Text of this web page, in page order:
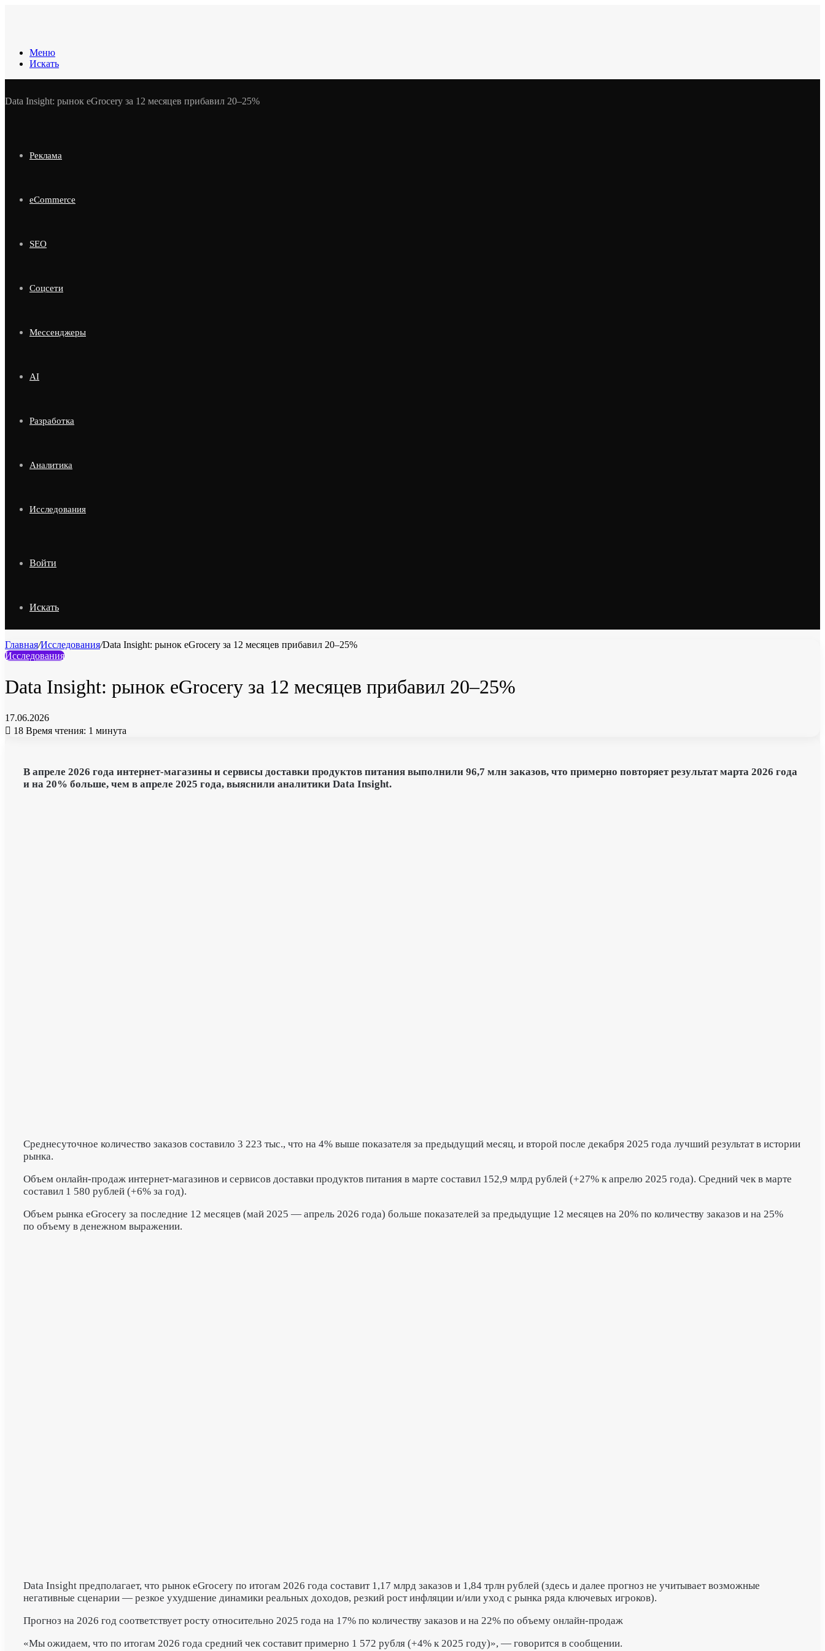
Меню
Искать
Data Insight: рынок eGrocery за 12 месяцев прибавил 20–25%
Реклама
eCommerce
SEO
Соцсети
Мессенджеры
AI
Разработка
Аналитика
Исследования
Войти
Искать
Главная/Исследования/Data Insight: рынок eGrocery за 12 месяцев прибавил 20–25%
Исследования
Data Insight: рынок eGrocery за 12 месяцев прибавил 20–25%
17.06.2026
18 Время чтения: 1 минута
В апреле 2026 года интернет-магазины и сервисы доставки продуктов питания выполнили 96,7 млн заказов, что примерно повторяет результат марта 2026 года
и на 20% больше, чем в апреле 2025 года, выяснили аналитики Data Insight.
Среднесуточное количество заказов составило 3 223 тыс., что на 4% выше показателя за предыдущий месяц, и второй после декабря 2025 года лучший результат в истории
рынка.
Объем онлайн-продаж интернет-магазинов и сервисов доставки продуктов питания в марте составил 152,9 млрд рублей (+27% к апрелю 2025 года). Средний чек в марте
составил 1 580 рублей (+6% за год).
Объем рынка eGrocery за последние 12 месяцев (май 2025 — апрель 2026 года) больше показателей за предыдущие 12 месяцев на 20% по количеству заказов и на 25%
по объему в денежном выражении.
Data Insight предполагает, что рынок eGrocery по итогам 2026 года составит 1,17 млрд заказов и 1,84 трлн рублей (здесь и далее прогноз не учитывает возможные
негативные сценарии — резкое ухудшение динамики реальных доходов, резкий рост инфляции и/или уход с рынка ряда ключевых игроков).
Прогноз на 2026 год соответствует росту относительно 2025 года на 17% по количеству заказов и на 22% по объему онлайн-продаж
«Мы ожидаем, что по итогам 2026 года средний чек составит примерно 1 572 рубля (+4% к 2025 году)», — говорится в сообщении.